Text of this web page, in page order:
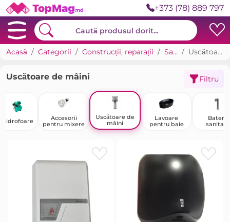
+373 (78) 889 797
Acasă Categorii Construcții, reparații Sanitare Uscătoare de mâini
Uscătoare de mâini Filtru
Hidrofoare
Accesorii
pentru mixere
Uscătoare de
mâini
Lavoare
pentru baie
Baterii
sanitare